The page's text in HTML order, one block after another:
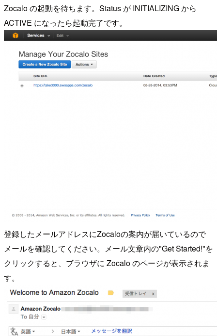
Zocalo の起動を待ちます。Status が INITIALIZING から
ACTIVE になったら起動完了です。
登録したメールアドレスにZocaloの案内が届いているので
メールを確認してください。メール文章内の"Get Started!"を
クリックすると、ブラウザに Zocalo のページが表示されま
す。